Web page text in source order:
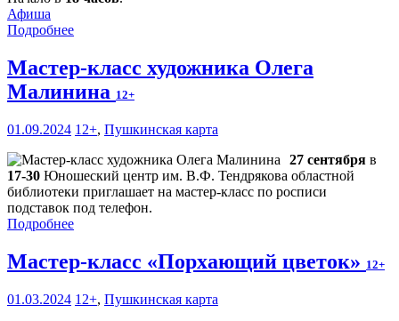
Афиша
Подробнее
Мастер-класс художника Олега
Малинина 12+
01.09.2024 12+, Пушкинская карта
27 сентября в
17-30 Юношеский центр им. В.Ф. Тендрякова областной
библиотеки приглашает на мастер-класс по росписи
подставок под телефон.
Подробнее
Мастер-класс «Порхающий цветок» 12+
01.03.2024 12+, Пушкинская карта